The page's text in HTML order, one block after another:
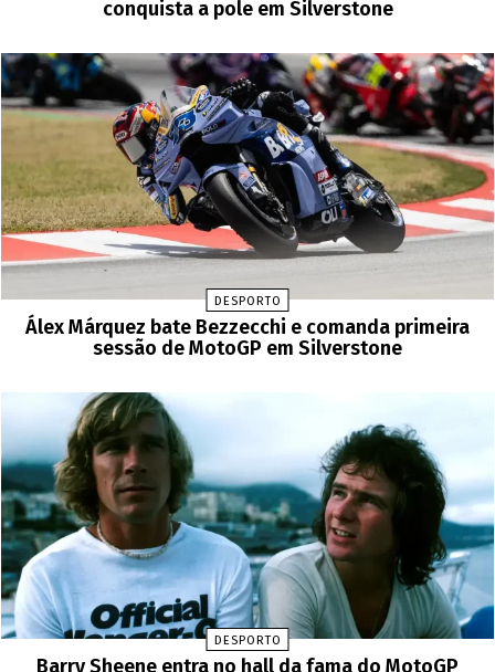
conquista a pole em Silverstone
DESPORTO
Álex Márquez bate Bezzecchi e comanda primeira
sessão de MotoGP em Silverstone
DESPORTO
Barry Sheene entra no hall da fama do MotoGP